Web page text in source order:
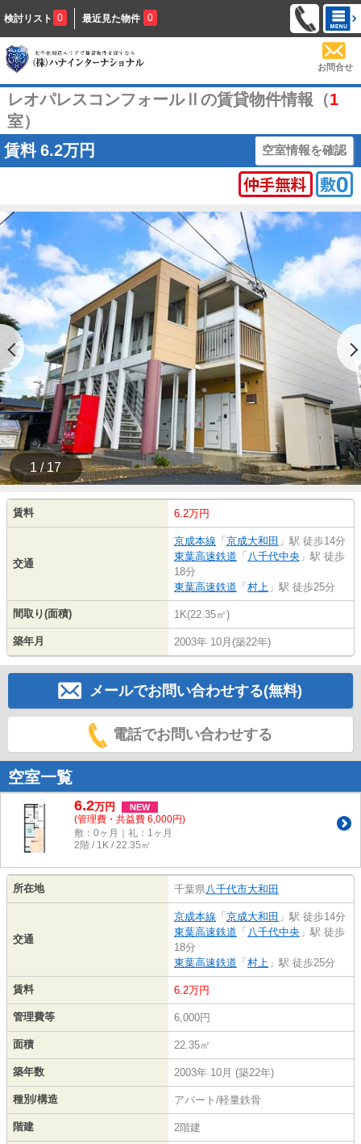
検討リスト 0 最近見た物件 0
お問合せ
レオパレスコンフォールⅡの賃貸物件情報（1
室）
賃料 6.2万円 空室情報を確認
1 / 17
賃料 6.2万円
交通
京成本線 「京成大和田 」駅 徒歩14分
東葉高速鉄道 「 八千代中央 」駅 徒歩
18分
東葉高速鉄道 「村上 」駅 徒歩25分
間取り(面積) 1K(22.35㎡)
築年月 2003年 10月(築22年)
メールでお問い合わせする(無料)
電話でお問い合わせする
空室一覧
6.2万円 NEW
(管理費・共益費 6,000円)
敷：0ヶ月｜礼：1ヶ月
2階 / 1K / 22.35㎡
所在地 千葉県 八千代市大和田
交通
京成本線 「京成大和田 」駅 徒歩14分
東葉高速鉄道 「 八千代中央 」駅 徒歩
18分
東葉高速鉄道 「村上 」駅 徒歩25分
賃料 6.2万円
管理費等 6,000円
面積 22.35㎡
築年数 2003年 10月 (築22年)
種別/構造 アパート/軽量鉄骨
階建 2階建